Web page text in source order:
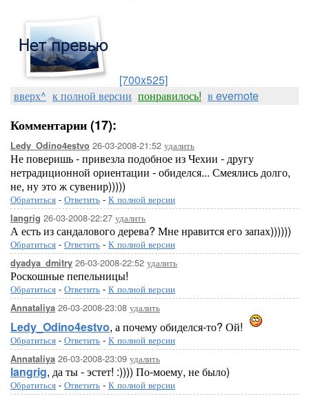
[700x525]
вверх^ к полной версии понравилось! в evernote
Комментарии (17):
Ledy_Odino4estvo 26-03-2008-21:52 удалить
Не поверишь - привезла подобное из Чехии - другу
нетрадиционной ориентации - обиделся... Смеялись долго,
не, ну это ж сувенир)))))
Обратиться - Ответить - К полной версии
langrig 26-03-2008-22:27 удалить
А есть из сандалового дерева? Мне нравится его запах))))))
Обратиться - Ответить - К полной версии
dyadya_dmitry 26-03-2008-22:52 удалить
Роскошные пепельницы!
Обратиться - Ответить - К полной версии
Annataliya 26-03-2008-23:08 удалить
Ledy_Odino4estvo, а почему обиделся-то? Ой!
Обратиться - Ответить - К полной версии
Annataliya 26-03-2008-23:09 удалить
langrig, да ты - эстет! :)))) По-моему, не было)
Обратиться - Ответить - К полной версии